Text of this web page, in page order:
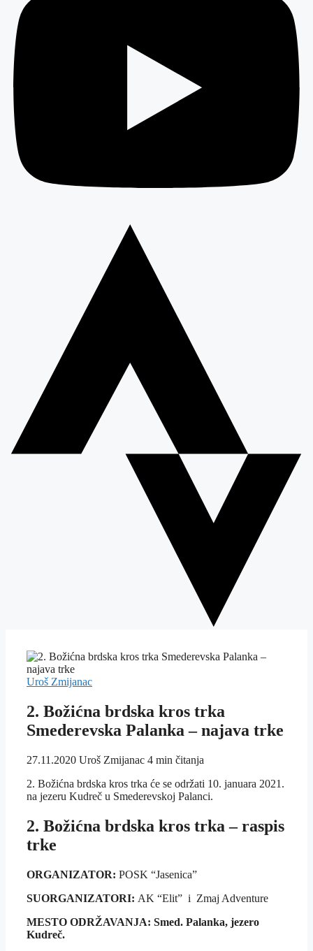
Uroš Zmijanac
2. Božićna brdska kros trka
Smederevska Palanka – najava trke
27.11.2020 Uroš Zmijanac 4 min čitanja
2. Božićna brdska kros trka će se održati 10. januara 2021.
na jezeru Kudreč u Smederevskoj Palanci.
2. Božićna brdska kros trka – raspis
trke
ORGANIZATOR: POSK “Jasenica”
SUORGANIZATORI: AK “Elit” i Zmaj Adventure
MESTO ODRŽAVANJA: Smed. Palanka, jezero
Kudreč.